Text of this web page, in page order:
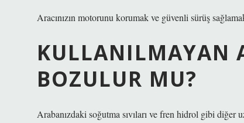
Aracınızın motorunu korumak ve güvenli sürüş
KULLANILMAYAN
BOZULUR MU?
Arabanızdaki soğutma sıvıları ve fren hidrol gibi diğer